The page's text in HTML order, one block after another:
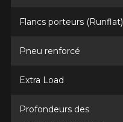
Flancs porteurs (Runflat)
Pneu renforcé
Extra Load
Profondeurs des
Votre avis